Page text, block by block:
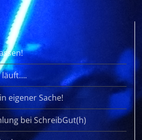
läuft….
eigener Sache!
bei SchreibGut(h)